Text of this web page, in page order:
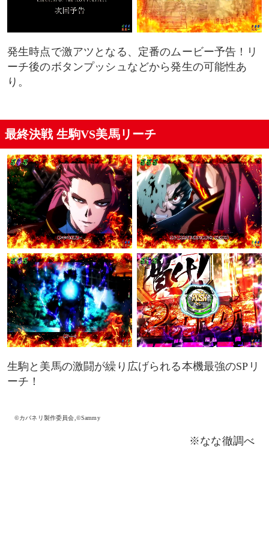
発生時点で激アツとなる、定番のムービー予告！リ
ーチ後のボタンプッシュなどから発生の可能性あ
り。
最終決戦 生駒VS美馬リーチ
生駒と美馬の激闘が繰り広げられる本機最強のSPリ
ーチ！
©カバネリ製作委員会,©Sammy
※なな徹調べ